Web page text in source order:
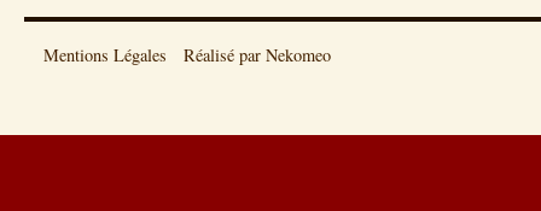
Mentions Légales Réalisé par Nekomeo